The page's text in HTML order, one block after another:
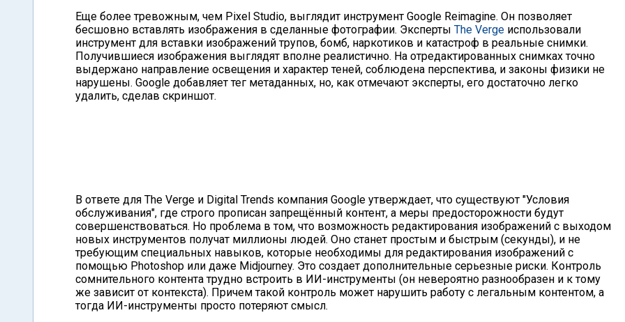
Еще более тревожным, чем Pixel Studio, выглядит инструмент Google Reimagine. Он позволяет
бесшовно вставлять изображения в сделанные фотографии. Эксперты The Verge использовали
инструмент для вставки изображений трупов, бомб, наркотиков и катастроф в реальные снимки.
Получившиеся изображения выглядят вполне реалистично. На отредактированных снимках точно
выдержано направление освещения и характер теней, соблюдена перспектива, и законы физики не
нарушены. Google добавляет тег метаданных, но, как отмечают эксперты, его достаточно легко
удалить, сделав скриншот.
В ответе для The Verge и Digital Trends компания Google утверждает, что существуют "Условия
обслуживания", где строго прописан запрещённый контент, а меры предосторожности будут
совершенствоваться. Но проблема в том, что возможность редактирования изображений с выходом
новых инструментов получат миллионы людей. Оно станет простым и быстрым (секунды), и не
требующим специальных навыков, которые необходимы для редактирования изображений с
помощью Photoshop или даже Midjourney. Это создает дополнительные серьезные риски. Контроль
сомнительного контента трудно встроить в ИИ-инструменты (он невероятно разнообразен и к тому
же зависит от контекста). Причем такой контроль может нарушить работу с легальным контентом, а
тогда ИИ-инструменты просто потеряют смысл.